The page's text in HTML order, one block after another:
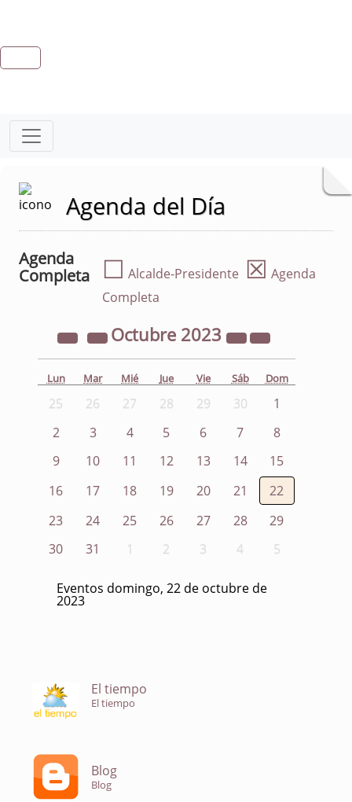
Agenda del Día
Agenda
Completa
☐ Alcalde-Presidente ☒ Agenda
Completa
Octubre 2023
Lun Mar Mié Jue Vie Sáb Dom
25 26 27 28 29 30
1
2
3 4 5 6 7
8
9
10 11 12 13 14
15
16
17 18 19 20 21
22
23
24 25 26 27 28
29
30
31 1 2 3 4 5
Eventos domingo, 22 de octubre de
2023
El tiempo
El tiempo
Blog
Blog